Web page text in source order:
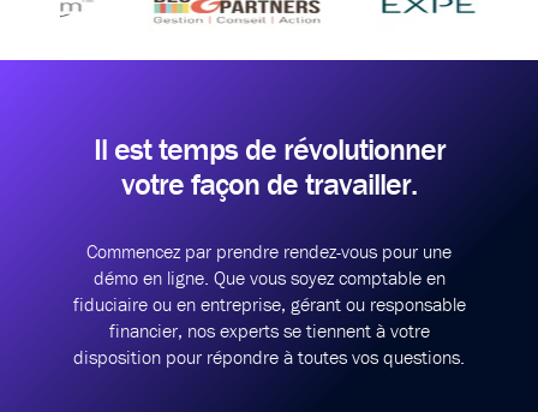
Il est temps de révolutionner
votre façon de travailler.
Commencez par prendre rendez-vous pour une
démo en ligne. Que vous soyez comptable en
fiduciaire ou en entreprise, gérant ou responsable
financier, nos experts se tiennent à votre
disposition pour répondre à toutes vos questions.